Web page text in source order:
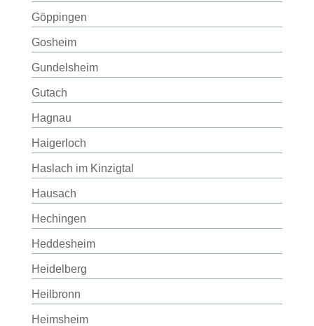
Göppingen
Gosheim
Gundelsheim
Gutach
Hagnau
Haigerloch
Haslach im Kinzigtal
Hausach
Hechingen
Heddesheim
Heidelberg
Heilbronn
Heimsheim